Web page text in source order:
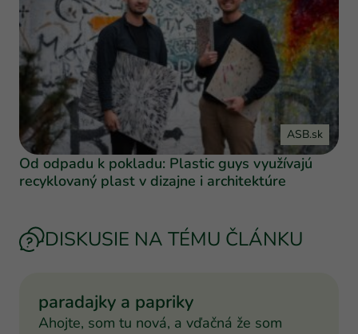
ASB.sk
Od odpadu k pokladu: Plastic guys využívajú
recyklovaný plast v dizajne i architektúre
DISKUSIE NA TÉMU ČLÁNKU
paradajky a papriky
Ahojte, som tu nová, a vďačná že som